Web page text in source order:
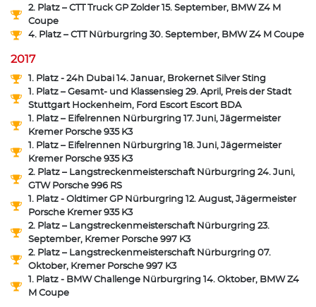
2. Platz – CTT Truck GP Zolder 15. September, BMW Z4 M
Coupe
4. Platz – CTT Nürburgring 30. September, BMW Z4 M Coupe
2017
1. Platz - 24h Dubai 14. Januar, Brokernet Silver Sting
1. Platz – Gesamt- und Klassensieg 29. April, Preis der Stadt
Stuttgart Hockenheim, Ford Escort Escort BDA
1. Platz – Eifelrennen Nürburgring 17. Juni, Jägermeister
Kremer Porsche 935 K3
1. Platz – Eifelrennen Nürburgring 18. Juni, Jägermeister
Kremer Porsche 935 K3
2. Platz – Langstreckenmeisterschaft Nürburgring 24. Juni,
GTW Porsche 996 RS
1. Platz - Oldtimer GP Nürburgring 12. August, Jägermeister
Porsche Kremer 935 K3
2. Platz – Langstreckenmeisterschaft Nürburgring 23.
September, Kremer Porsche 997 K3
2. Platz – Langstreckenmeisterschaft Nürburgring 07.
Oktober, Kremer Porsche 997 K3
1. Platz - BMW Challenge Nürburgring 14. Oktober, BMW Z4
M Coupe